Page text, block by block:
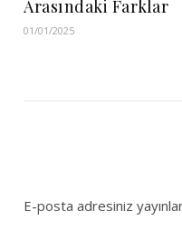
Arasındaki Farklar
01/01/2025
E-posta adresiniz